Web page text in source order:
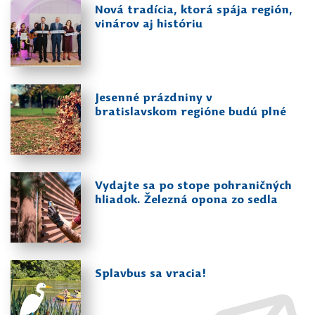
Nová tradícia, ktorá spája región,
vinárov aj históriu
Jesenné prázdniny v
bratislavskom regióne budú plné
Vydajte sa po stope pohraničných
hliadok. Železná opona zo sedla
Splavbus sa vracia!